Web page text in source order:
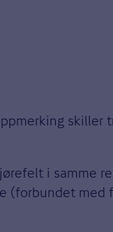
skiller
i samme
(forbundet med